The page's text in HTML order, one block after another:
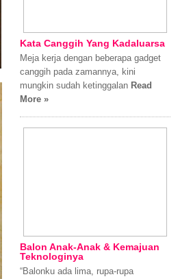
Kata Canggih Yang Kadaluarsa
Meja kerja dengan beberapa gadget
canggih pada zamannya, kini
mungkin sudah ketinggalan Read
More »
Balon Anak-Anak & Kemajuan
Teknologinya
“Balonku ada lima, rupa-rupa